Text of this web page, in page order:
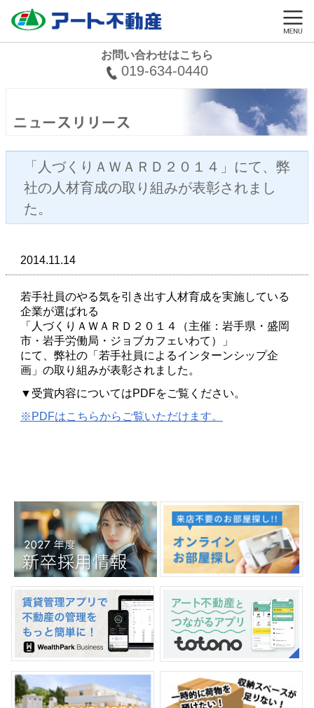
お問い合わせはこちら
019-634-0440
「人づくりＡＷＡＲＤ２０１４」にて、弊
社の人材育成の取り組みが表彰されまし
た。
2014.11.14
若手社員のやる気を引き出す人材育成を実施している
企業が選ばれる
「人づくりＡＷＡＲＤ２０１４（主催：岩手県・盛岡
市・岩手労働局・ジョブカフェいわて）」
にて、弊社の「若手社員によるインターンシップ企
画」の取り組みが表彰されました。
▼受賞内容についてはPDFをご覧ください。
※PDFはこちらからご覧いただけます。